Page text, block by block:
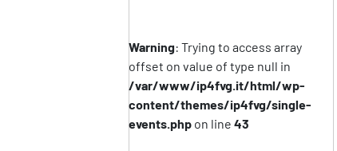
Warning: Trying to access array
offset on value of type null in
/var/www/ip4fvg.it/html/wp-
content/themes/ip4fvg/single-
events.php on line43